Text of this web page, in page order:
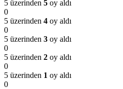
5 üzerinden 5 oy aldı
0
5 üzerinden 4 oy aldı
0
5 üzerinden 3 oy aldı
0
5 üzerinden 2 oy aldı
0
5 üzerinden 1 oy aldı
0